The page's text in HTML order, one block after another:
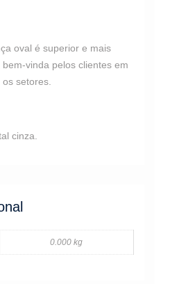
oval é superior e mais
vinda pelos clientes em
setores.
cinza.
0.000 kg